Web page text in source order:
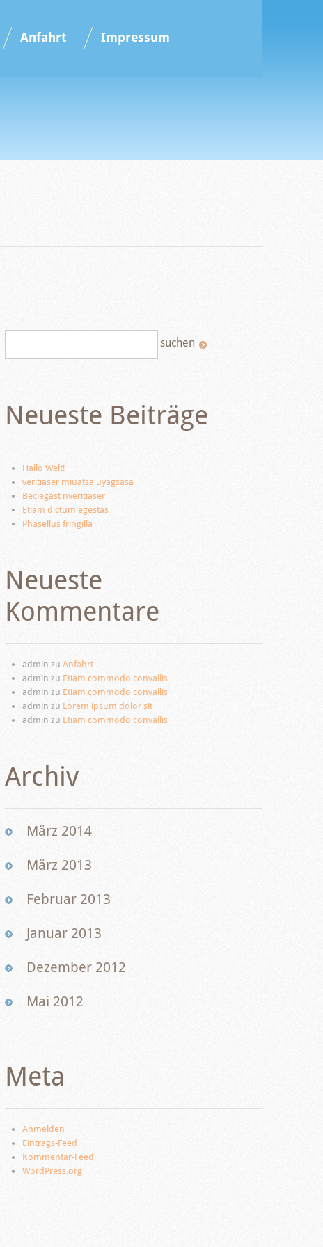
Anfahrt Impressum
Neueste Beiträge
Hallo Welt!
veritiaser miuatsa uyagsasa
Beciegast nveritiaser
Etiam dictum egestas
Phasellus fringilla
Neueste
Kommentare
admin zu Anfahrt
admin zu Etiam commodo convallis
admin zu Etiam commodo convallis
admin zu Lorem ipsum dolor sit
admin zu Etiam commodo convallis
Archiv
März 2014
März 2013
Februar 2013
Januar 2013
Dezember 2012
Mai 2012
Meta
Anmelden
Eintrags-Feed
Kommentar-Feed
WordPress.org